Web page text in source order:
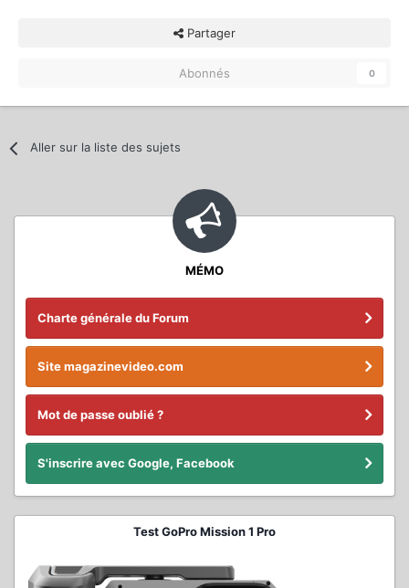
Partager
Abonnés 0
Aller sur la liste des sujets
MÉMO
Charte générale du Forum
Site magazinevideo.com
Mot de passe oublié ?
S'inscrire avec Google, Facebook
Test GoPro Mission 1 Pro